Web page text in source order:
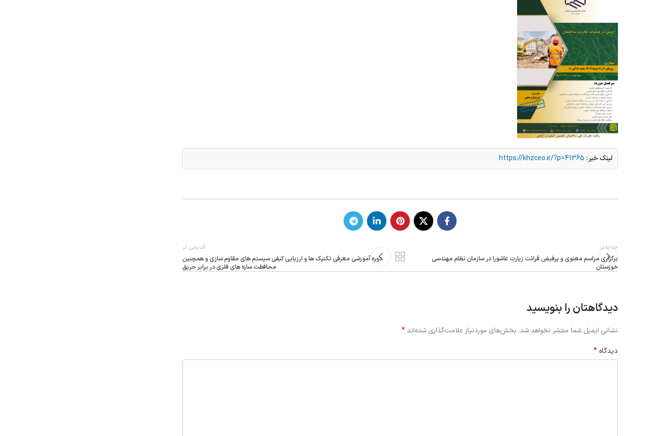
لینک خبر: https://khzceo.ir/?p=41365
جدیدتر
برگزاری مراسم معنوی و پرفیض قرائت زیارت عاشورا در سازمان نظام مهندسی
خوزستان
قدیمی تر
دوره آموزشی معرفی تکنیک ها و ارزیابی کیفی سیستم های مقاوم سازی و همچنین
محافظت سازه های فلزی در برابر حریق
دیدگاهتان را بنویسید
نشانی ایمیل شما منتشر نخواهد شد. بخش‌های موردنیاز علامت‌گذاری شده‌اند*
دیدگاه *